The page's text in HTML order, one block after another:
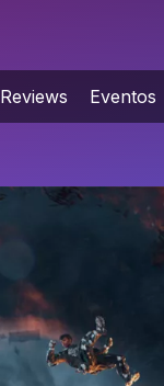
Reviews Eventos